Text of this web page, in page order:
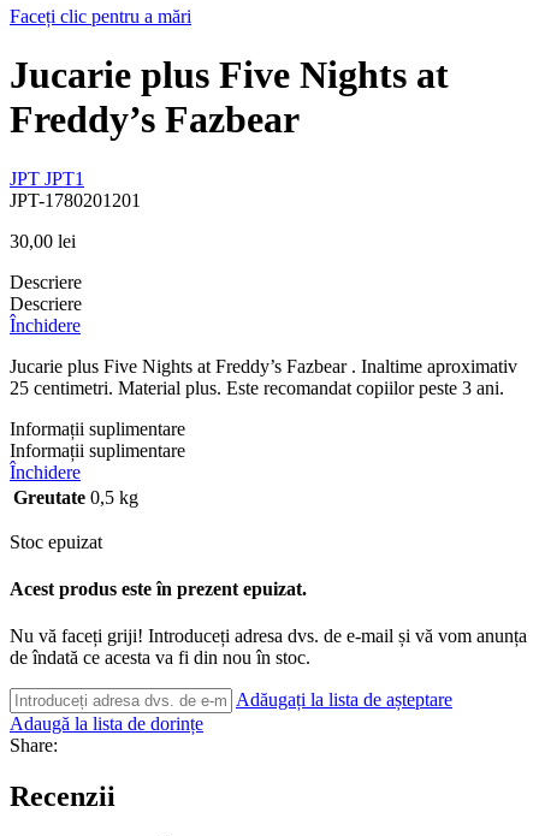
Faceți clic pentru a mări
Jucarie plus Five Nights at
Freddy’s Fazbear
JPT JPT1
JPT-1780201201
30,00 lei
Descriere
Descriere
Închidere
Jucarie plus Five Nights at Freddy’s Fazbear . Inaltime aproximativ
25 centimetri. Material plus. Este recomandat copiilor peste 3 ani.
Informații suplimentare
Informații suplimentare
Închidere
Greutate 0,5 kg
Stoc epuizat
Acest produs este în prezent epuizat.
Nu vă faceți griji! Introduceți adresa dvs. de e-mail și vă vom anunța
de îndată ce acesta va fi din nou în stoc.
Adăugați la lista de așteptare
Adaugă la lista de dorințe
Share:
Recenzii